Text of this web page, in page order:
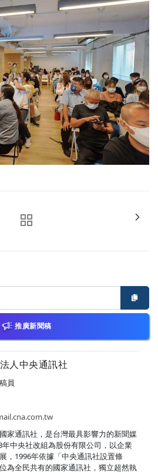
推廣新聞稿
人中央通訊社
員
家通訊社，是台灣最具影響力的新聞媒
中央社改組為股份有限公司，以企業
，1996年依據「中央通訊社設置條
為全民共有的國家通訊社，獨立超然執